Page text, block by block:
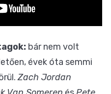
bár nem volt
évek óta semmi
Zach Jordan